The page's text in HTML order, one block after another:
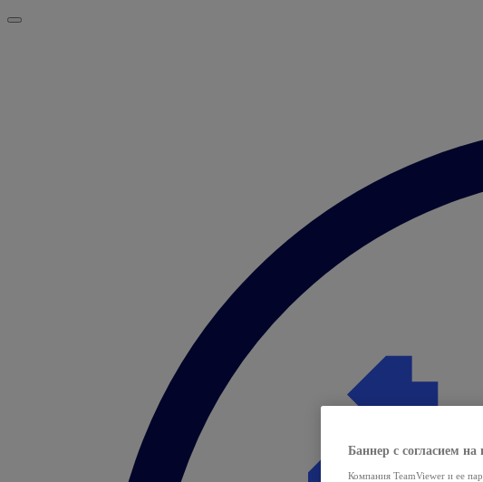
Баннер с согласием
Компания TeamViewer и ее